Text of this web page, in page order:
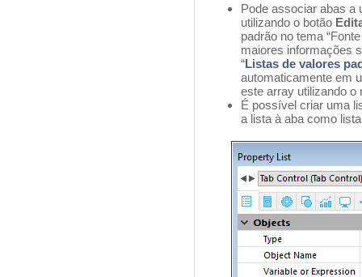
Pode associar abas a
utilizando o botão
padrão no tema
maiores informações
“Listas de valores
automaticamente em
este array utilizando o
É possível criar uma
a lista à aba como